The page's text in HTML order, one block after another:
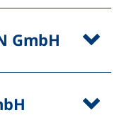
GmbH